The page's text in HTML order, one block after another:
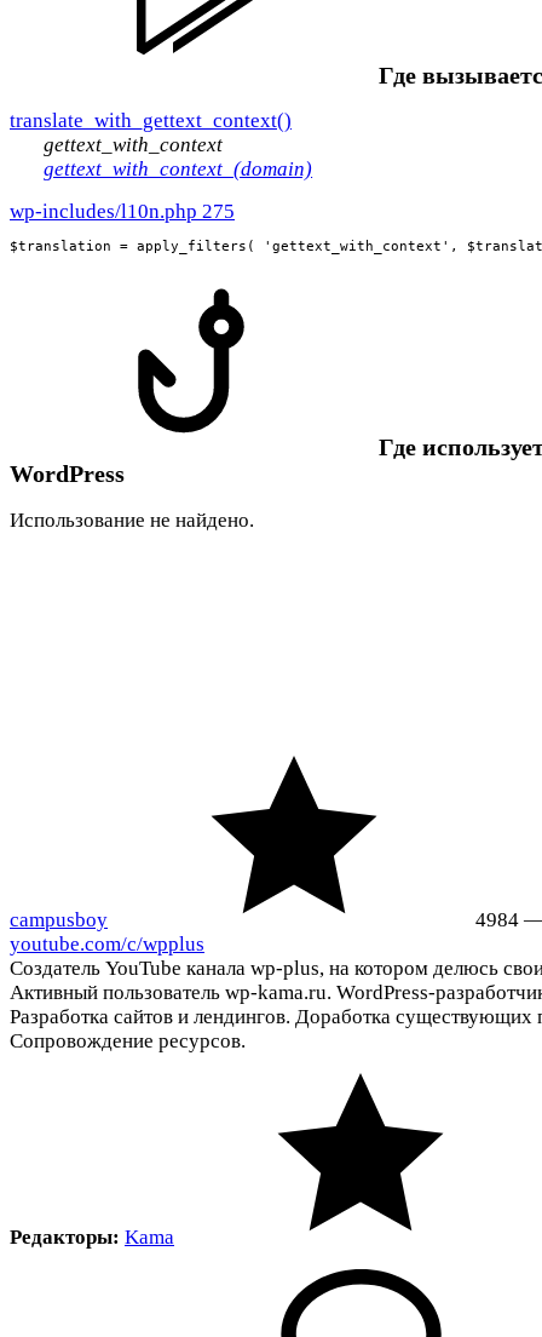
Где
translate_with_gettext_context()
gettext_with_context
gettext_with_context_(domain)
wp-includes/l10n.php 275
$translation = apply_filters( 'gettext_with_context',
Где
WordPress
Использование не найдено.
campusboy 4984
youtube.com/c/wpplus
Создатель YouTube канала wp-plus, на котором делюсь
Активный пользователь wp-kama.ru. WordPress-
Разработка сайтов и лендингов. Доработка существующих
Сопровождение ресурсов.
Редакторы: Kama